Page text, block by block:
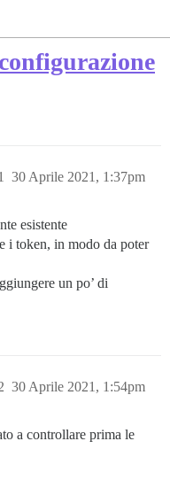
30 Aprile 2021, 1:37pm
esistente
i token, in modo da poter
un po’ di
30 Aprile 2021, 1:54pm
a controllare prima le